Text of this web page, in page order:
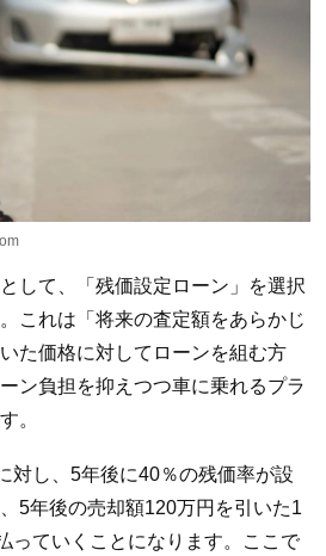
して、「残価設定ローン」を選択
これは「将来の査定額をあらかじ
た価格に対してローンを組む方
ン負担を抑えつつ車に乗れるプラ
。
対し、5年後に40％の残価率が設
5年後の売却額120万円を引いた1
っていくことになります。ここで